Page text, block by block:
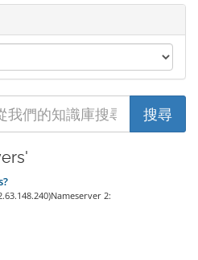
2: